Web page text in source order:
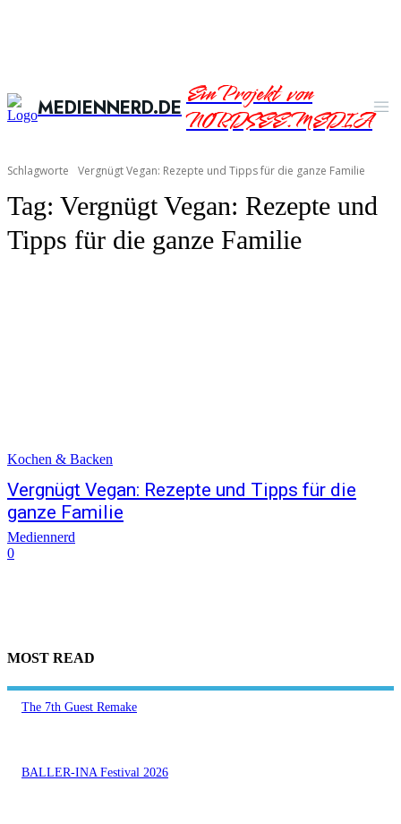
MEDIENNERD.DEEin Projekt von
NORDSEE.MEDIA
Schlagworte Vergnügt Vegan: Rezepte und Tipps für die ganze Familie
Tag: Vergnügt Vegan: Rezepte und
Tipps für die ganze Familie
Kochen & Backen
Vergnügt Vegan: Rezepte und Tipps für die
ganze Familie
Mediennerd
0
MOST READ
The 7th Guest Remake
BALLER-INA Festival 2026